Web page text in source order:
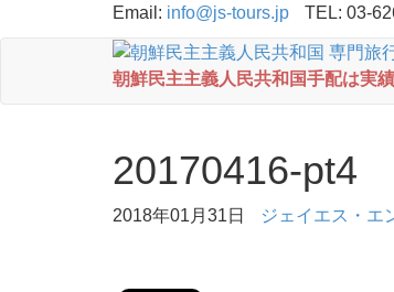
Email: info@js-tours.jp TEL: 03-
朝鮮民主主義人民共和国手配は実
20170416-pt4
2018年01月31日 ジェイエス・エ